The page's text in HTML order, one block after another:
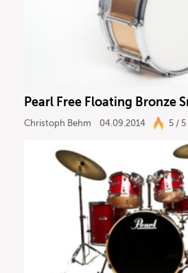
Pearl Free Floating Bronze
Christoph Behm 04.09.2014 5 / 5